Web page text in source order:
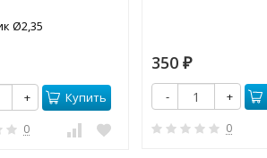
Ø2,35
+ Купить
0
350 ₽
- +
0